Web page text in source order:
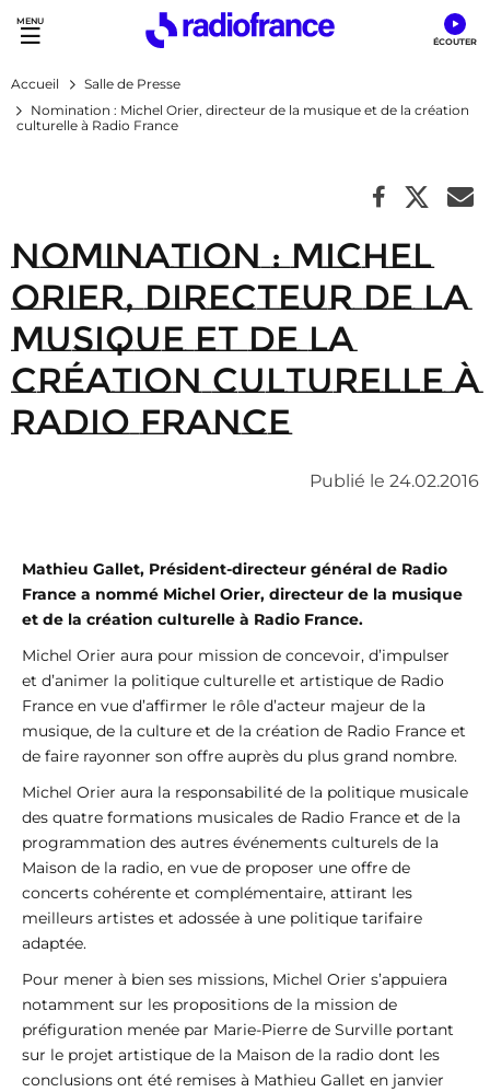
Accès direct :
Menu principal
Contenu
Accueil
Salle de Presse
Nomination : Michel Orier, directeur de la musique et de la création
culturelle à Radio France
Nomination : Michel
Orier, directeur de la
musique et de la
création culturelle à
Radio France
Publié le 24.02.2016
Mathieu Gallet, Président-directeur général de Radio
France a nommé Michel Orier, directeur de la musique
et de la création culturelle à Radio France.
Michel Orier aura pour mission de concevoir, d’impulser
et d’animer la politique culturelle et artistique de Radio
France en vue d’affirmer le rôle d’acteur majeur de la
musique, de la culture et de la création de Radio France et
de faire rayonner son offre auprès du plus grand nombre.
Michel Orier aura la responsabilité de la politique musicale
des quatre formations musicales de Radio France et de la
programmation des autres événements culturels de la
Maison de la radio, en vue de proposer une offre de
concerts cohérente et complémentaire, attirant les
meilleurs artistes et adossée à une politique tarifaire
adaptée.
Pour mener à bien ses missions, Michel Orier s’appuiera
notamment sur les propositions de la mission de
préfiguration menée par Marie-Pierre de Surville portant
sur le projet artistique de la Maison de la radio dont les
conclusions ont été remises à Mathieu Gallet en janvier